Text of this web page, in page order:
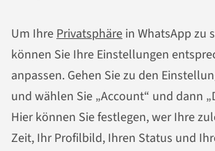
Um IhrePrivatsphäre in WhatsApp zu
können Sie Ihre Einstellungen
anpassen. Gehen Sie zu den
und wählen Sie „Account“ und dann
Hier können Sie festlegen, wer Ihre
Zeit, Ihr Profilbild, Ihren Status und